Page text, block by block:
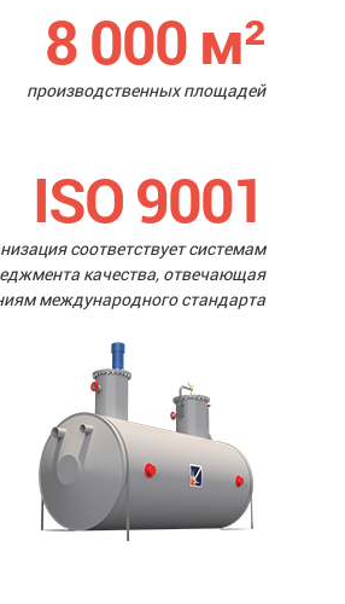
8 000м²
производственных площадей
ISO 9001
соответствует системам
качества, отвечающая
международного стандарта